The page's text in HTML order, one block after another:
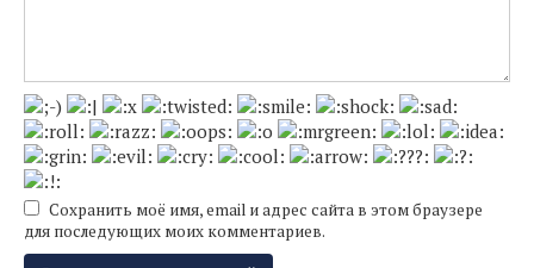
Сохранить моё имя, email и адрес сайта в этом браузере
для последующих моих комментариев.